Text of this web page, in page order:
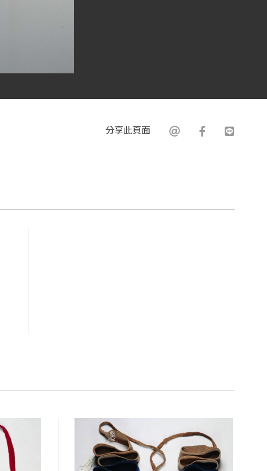
分享此頁面